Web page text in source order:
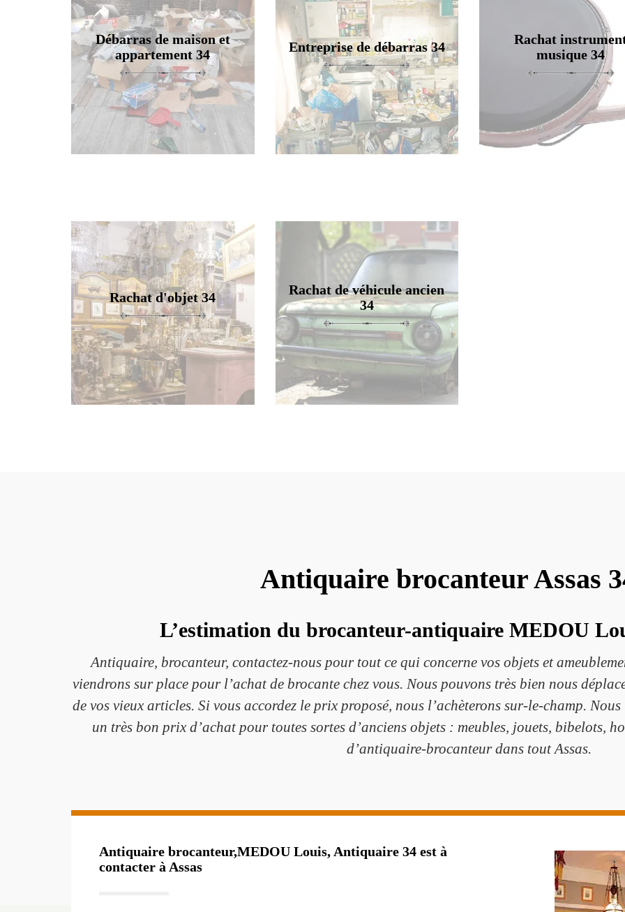
Débarras de maison et
appartement 34
Entreprise de débarras 34
Rachat
musique 34
Rachat d'objet 34
Rachat de véhicule ancien
34
Antiquaire brocanteur Assas
L’estimation du brocanteur-antiquaire MEDOU
Antiquaire, brocanteur, contactez-nous pour tout ce qui concerne vos objets et
viendrons sur place pour l’achat de brocante chez vous. Nous pouvons très bien nous
de vos vieux articles. Si vous accordez le prix proposé, nous l’achèterons sur-le-champ.
un très bon prix d’achat pour toutes sortes d’anciens objets : meubles, jouets, bibelots,
d’antiquaire-brocanteur dans tout Assas.
Antiquaire brocanteur,MEDOU Louis, Antiquaire 34 est à
contacter à Assas